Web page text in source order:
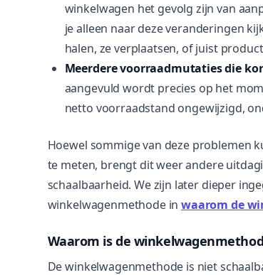
winkelwagen het gevolg zijn van
je alleen naar deze veranderingen
halen, ze verplaatsen, of juist
Meerdere voorraadmutaties die
aangevuld wordt precies op het
netto voorraadstand ongewijzigd,
Hoewel sommige van deze problemen
te meten, brengt dit weer andere
schaalbaarheid. We zijn later dieper
winkelwagenmethode inwaarom de
Waarom is de
De winkelwagenmethode is niet